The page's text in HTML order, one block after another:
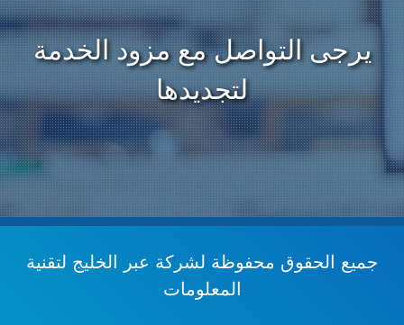
يرجى التواصل مع مزود الخدمة
لتجديدها
جميع الحقوق محفوظة لشركة عبر الخليج لتقنية
المعلومات